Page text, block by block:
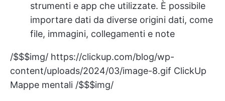
strumenti e app che utilizzate. È possibile
importare dati da diverse origini dati, come
file, immagini, collegamenti e note
/$$$img/ https://clickup.com/blog/wp-
content/uploads/2024/03/image-8.gif ClickUp
Mappe mentali /$$$img/